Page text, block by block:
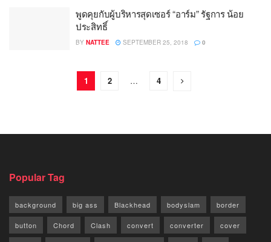
พูดคุยกับผู้บริหารสุดเซอร์ “อาร์ม” รัฐการ น้อย
ประสิทธิ์
BY NATTEE SEPTEMBER 25, 2018 0
1 2 … 4
Popular Tag
background big ass Blackhead bodyslam border
button Chord Clash convert converter cover